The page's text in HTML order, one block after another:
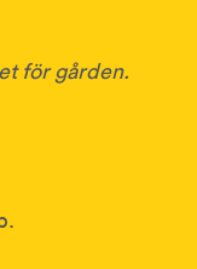
för gården.